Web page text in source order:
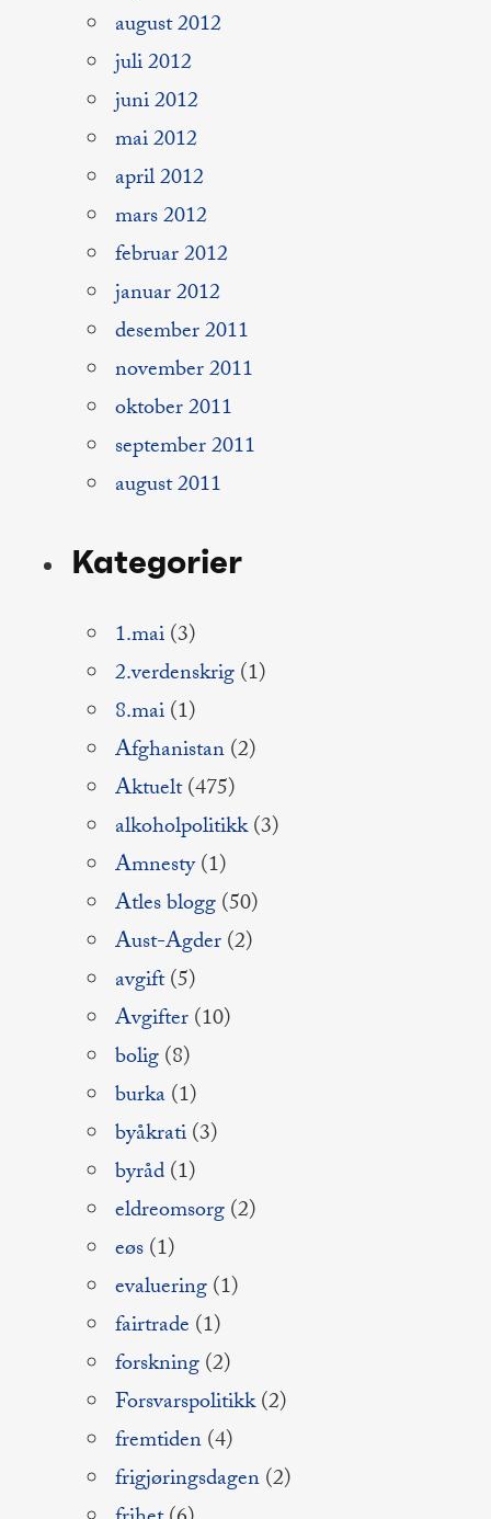
august 2012
juli 2012
juni 2012
mai 2012
april 2012
mars 2012
februar 2012
januar 2012
desember 2011
november 2011
oktober 2011
september 2011
august 2011
Kategorier
1.mai(3)
2.verdenskrig(1)
8.mai(1)
Afghanistan(2)
Aktuelt(475)
alkoholpolitikk(3)
Amnesty(1)
Atles blogg(50)
Aust-Agder(2)
avgift(5)
Avgifter(10)
bolig(8)
burka(1)
byåkrati(3)
byråd(1)
eldreomsorg(2)
eøs(1)
evaluering(1)
fairtrade (1)
forskning(2)
Forsvarspolitikk(2)
fremtiden(4)
frigjøringsdagen(2)